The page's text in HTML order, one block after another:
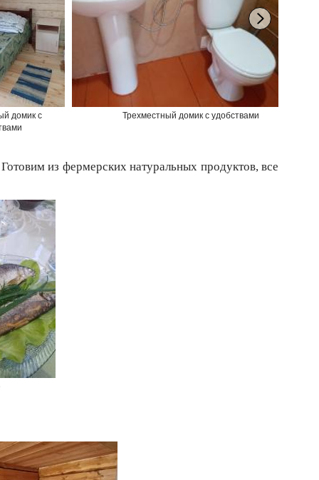
домик с
Трехместный домик с удобствами
из фермерских натуральных продуктов, все